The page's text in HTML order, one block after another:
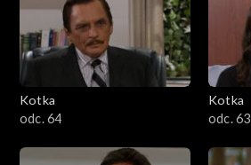
Kotka
odc. 64
Kotka
odc. 63